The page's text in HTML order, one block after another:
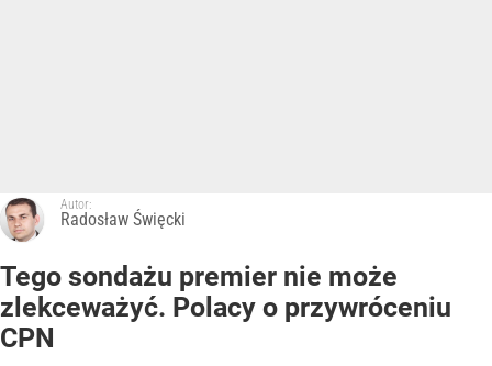
Autor:
Radosław Święcki
Tego sondażu premier nie może
zlekceważyć. Polacy o przywróceniu
CPN